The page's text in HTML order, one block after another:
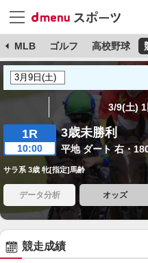
MLB ゴルフ 高校野球
3/9(土) 1
1R
10:00
3歳未勝利
平地 ダート 右・
サラ系 3歳 牝[指定]馬齢
データ分析 オッズ
競走成績